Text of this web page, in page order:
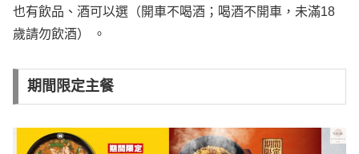
也有飲品、酒可以選（開車不喝酒；喝酒不開車，未滿18
歲請勿飲酒） 。
期間限定主餐